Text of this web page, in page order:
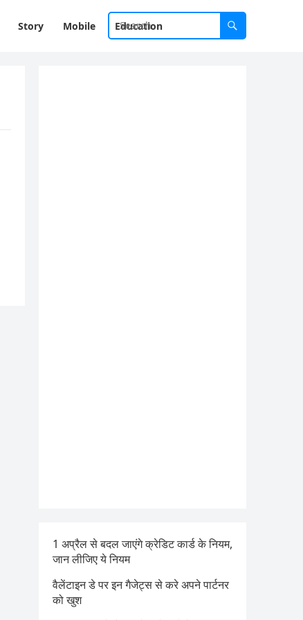
Story Mobile Education
1 अप्रैल से बदल जाएंगे क्रेडिट कार्ड के नियम,
जान लीजिए ये नियम
वैलेंटाइन डे पर इन गैजेट्स से करे अपने पार्टनर
को खुश